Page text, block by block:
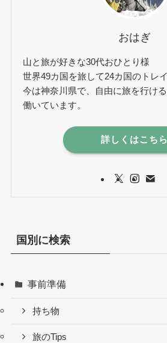
おはぎ
山と旅が好きな30代おひとり様
世界49カ国を旅して24カ国のトレ
今は神奈川県で、自由に旅を行け
働いています。
詳しくはこちら
国別に検索
事前準備
持ち物
旅のTips